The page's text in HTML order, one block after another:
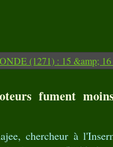
fument
chercheur à